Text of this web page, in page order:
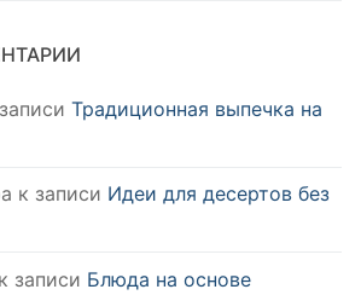
Традиционная выпечка на
к записи Идеи для десертов без
к записи Блюда на основе